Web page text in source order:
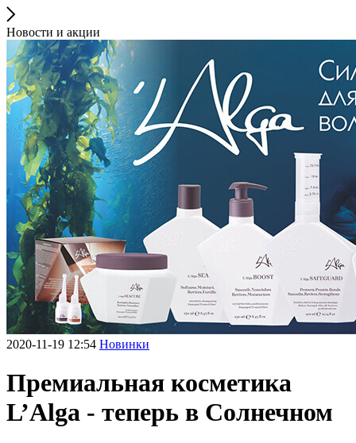
Новости и акции
2020-11-19 12:54 Новинки
Премиальная косметика
L’Alga - теперь в Солнечном